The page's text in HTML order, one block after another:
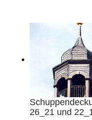
26_21 und